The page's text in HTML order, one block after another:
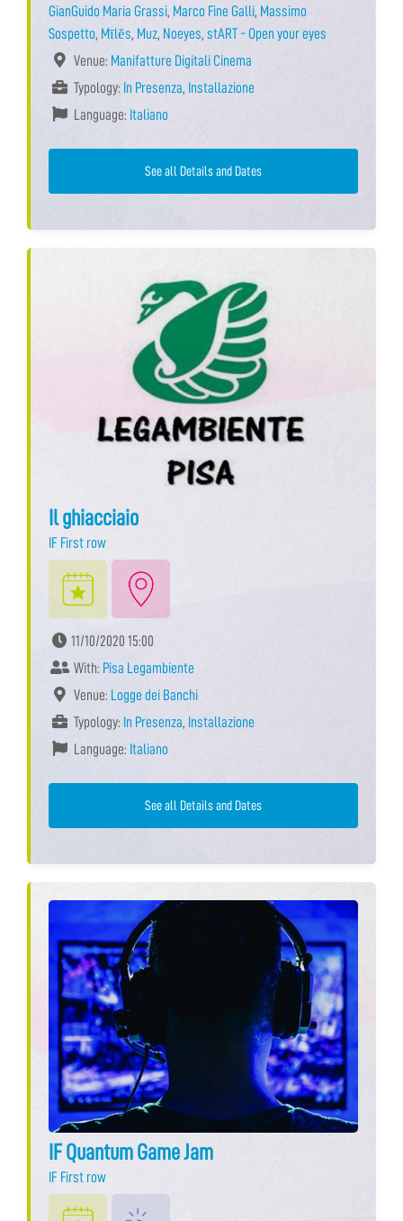
GianGuido Maria Grassi, Marco Fine Galli, Massimo
Sospetto, Mīlĕs, Muz, Noeyes, stART - Open your eyes
Venue: Manifatture Digitali Cinema
Typology: In Presenza, Installazione
Language: Italiano
See all Details and Dates
Il ghiacciaio
IF First row
11/10/2020 15:00
With: Pisa Legambiente
Venue: Logge dei Banchi
Typology: In Presenza, Installazione
Language: Italiano
See all Details and Dates
IF Quantum Game Jam
IF First row